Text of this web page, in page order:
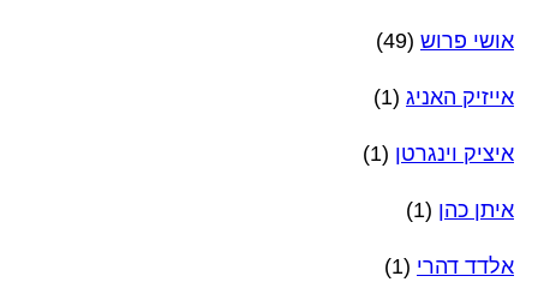
אושי פרוש (49)
אייזיק האניג (1)
איציק וינגרטן (1)
איתן כהן (1)
אלדד דהרי (1)